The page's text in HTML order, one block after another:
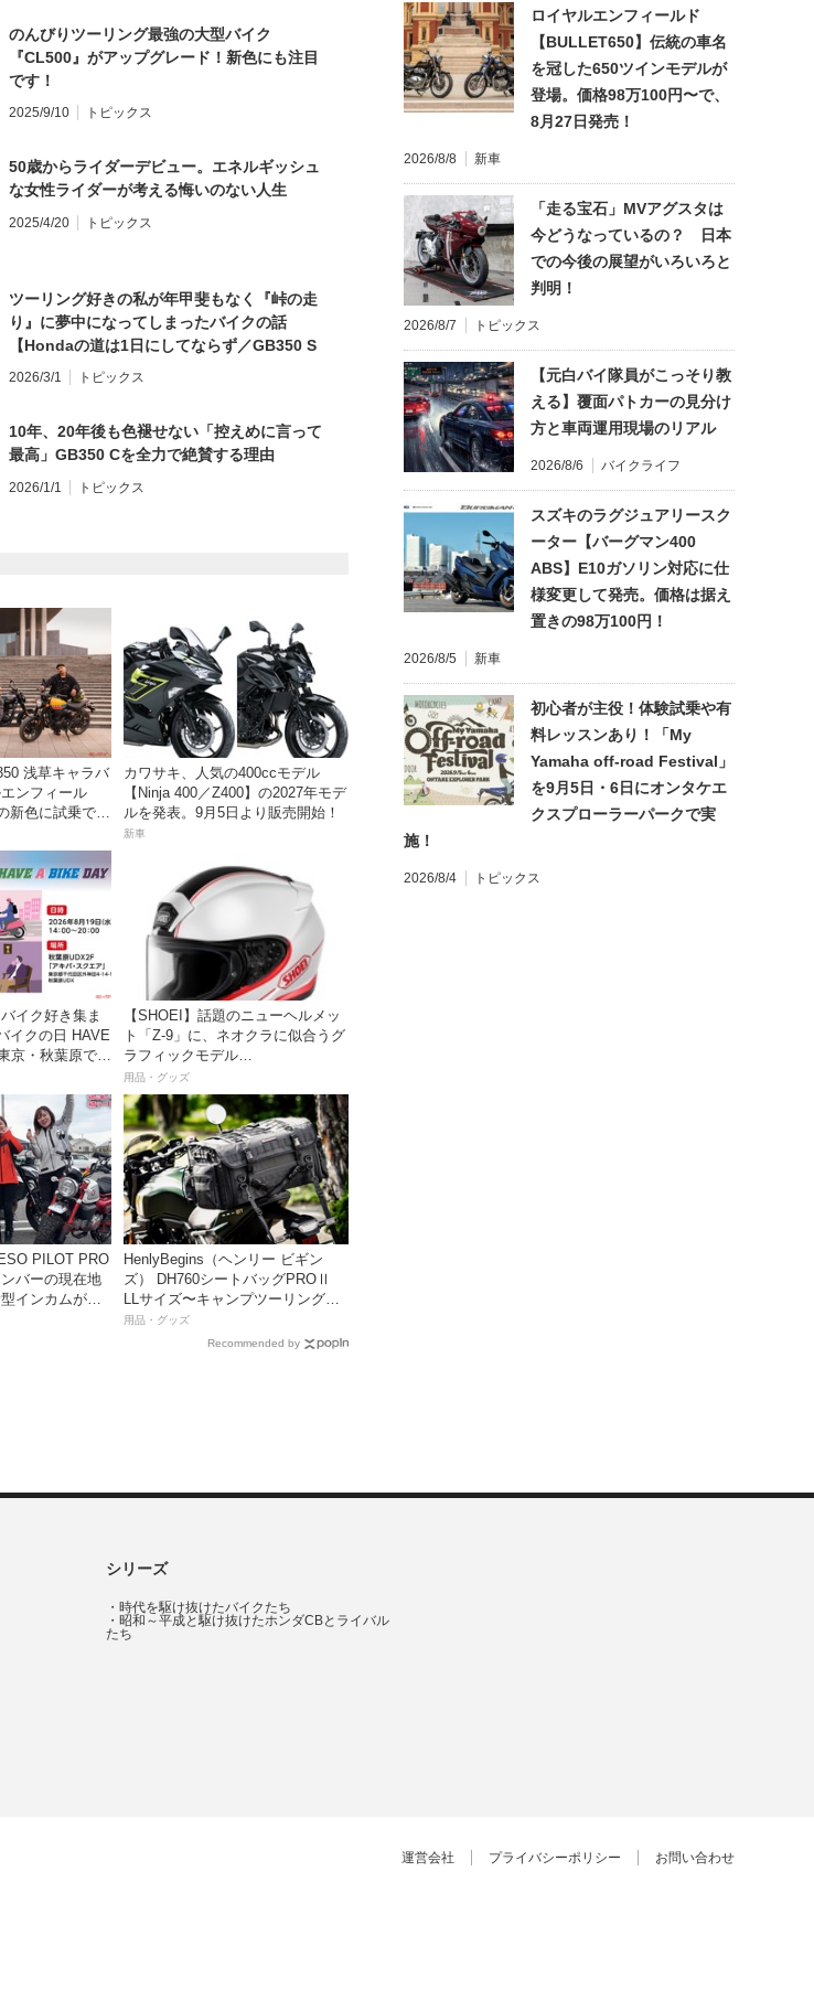
のんびりツーリング最強の大型バイク
『CL500』がアップグレード！新色にも注目
です！
2025/9/10 トピックス
50歳からライダーデビュー。エネルギッシュ
な女性ライダーが考える悔いのない人生
2025/4/20 トピックス
ツーリング好きの私が年甲斐もなく『峠の走
り』に夢中になってしまったバイクの話
【Hondaの道は1日にしてならず／GB350 S
インプレ・レビュー 前編】
2026/3/1 トピックス
10年、20年後も色褪せない「控えめに言って
最高」GB350 Cを全力で絶賛する理由
2026/1/1 トピックス
浅草キャラバ
ンフィール
新色に試乗でき
カワサキ、人気の400ccモデル
【Ninja 400／Z400】の2027年モデ
ルを発表。9月5日より販売開始！
新車
イク好き集ま
イクの日 HAVE
京・秋葉原で開
【SHOEI】話題のニューヘルメッ
ト「Z-9」に、ネオクラに似合うグ
ラフィックモデル
「BURNSIDE（バーンサイド）」
が登場！
用品・グッズ
PRO
バーの現在地
インカムがめ
理由【動画付
HenlyBegins（ヘンリー ビギン
ズ） DH760シートバッグPROⅡ
LLサイズ〜キャンプツーリングに
も安心の大容量ツアーバッグ〜
用品・グッズ
Recommended by
ロイヤルエンフィールド
【BULLET650】伝統の車名
を冠した650ツインモデルが
登場。価格98万100円〜で、
8月27日発売！
2026/8/8 新車
「走る宝石」MVアグスタは
今どうなっているの？ 日本
での今後の展望がいろいろと
判明！
2026/8/7 トピックス
【元白バイ隊員がこっそり教
える】覆面パトカーの見分け
方と車両運用現場のリアル
2026/8/6 バイクライフ
スズキのラグジュアリースク
ーター【バーグマン400
ABS】E10ガソリン対応に仕
様変更して発売。価格は据え
置きの98万100円！
2026/8/5 新車
初心者が主役！体験試乗や有
料レッスンあり！「My
Yamaha off-road Festival」
を9月5日・6日にオンタケエ
クスプローラーパークで実
施！
2026/8/4 トピックス
シリーズ
・ 時代を駆け抜けたバイクたち
・ 昭和～平成と駆け抜けたホンダCBとライバル
たち
運営会社 プライバシーポリシー お問い合わせ